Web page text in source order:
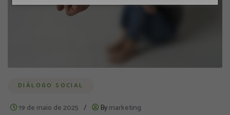
DIÁLOGO SOCIAL
19 de maio de 2025 / Bymarketing